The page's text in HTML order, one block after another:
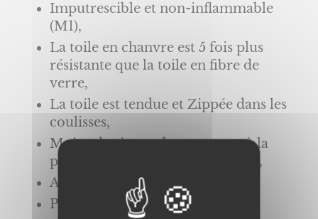
Imputrescible et non-inflammable
(M1),
La toile en chanvre est 5 fois plus
résistante que la toile en fibre de
verre,
La toile est tendue et Zippée dans les
coulisses,
Moins de risque de marquage à la
pliure grâce à la souplesse de fils,
Aspect mat et naturel du tissage,
Pas d’occultation de la vue